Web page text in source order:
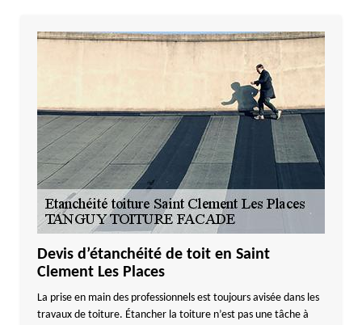
Devis d’étanchéité de toit en Saint
Clement Les Places
La prise en main des professionnels est toujours avisée dans les
travaux de toiture. Étancher la toiture n’est pas une tâche à